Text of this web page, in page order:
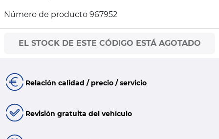
Número de producto 967952
EL STOCK DE ESTE CÓDIGO ESTÁ AGOTADO
Relación calidad / precio / servicio
Revisión gratuita del vehículo